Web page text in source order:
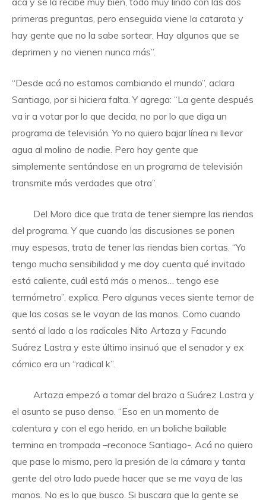
primeras preguntas, pero enseguida viene la catarata y
hay gente que no la sabe sortear. Hay algunos que se
deprimen y no vienen nunca más”.
“Desde acá no estamos cambiando el mundo”, aclara
Santiago, por si hiciera falta. Y agrega: “La gente después
va ir a votar por lo que decida, no por lo que diga un
programa de televisión. Yo no quiero bajar línea ni llevar
agua al molino de nadie. Pero hay gente que
simplemente sentándose en un programa de televisión
transmite más verdades que otra”.
Del Moro dice que trata de tener siempre las riendas
del programa. Y que cuando las discusiones se ponen
muy espesas, trata de tener las riendas bien cortas. “Yo
tengo mucha sensibilidad y me doy cuenta qué invitado
está caliente, cuál está más o menos… tengo ese
termómetro”, explica. Pero algunas veces siente temor de
que las cosas se le vayan de las manos. Como cuando
sentó al lado a los radicales Nito Artaza y Facundo
Suárez Lastra y este último insinuó que el senador y ex
cómico era un “radical k”.
Artaza empezó a tomar del brazo a Suárez Lastra y
el asunto se puso denso. “Eso en un momento de
calentura y con el ego herido, en un boliche bailable
termina en trompada –reconoce Santiago-. Acá no quiero
que pase lo mismo, pero la presión de la cámara y tanta
gente del otro lado puede hacer que se me vaya de las
manos. No es lo que busco. Si buscara que la gente se